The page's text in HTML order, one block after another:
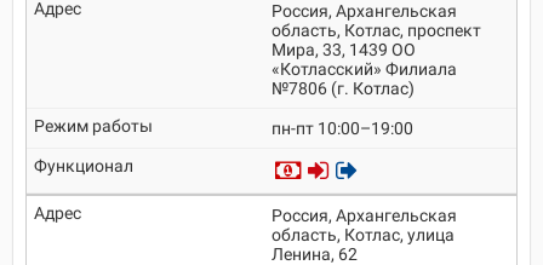
Россия, Архангельская
область, Котлас, проспект
Мира, 33, 1439 ОО
«Котласский» Филиала
№7806 (г. Котлас)
пн-пт 10:00–19:00
Россия, Архангельская
область, Котлас, улица
Ленина, 62